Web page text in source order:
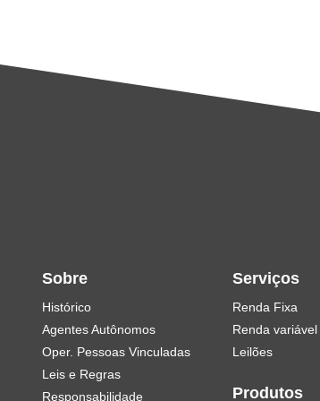
Sobre
Histórico
Agentes Autônomos
Oper. Pessoas Vinculadas
Leis e Regras
Responsabilidade
Serviços
Renda Fixa
Renda variável
Leilões
Produtos